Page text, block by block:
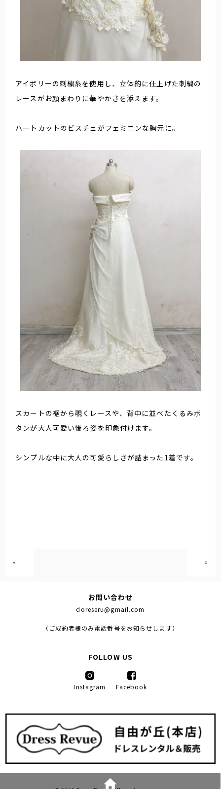
アイボリーの刺繍糸を使用し、立体的に仕上げた刺繍の
レースがお顔まわりに華やかさを添えます。
ハートカットのビスチェがフェミニンな胸元に。
スカートの裾から覗くレースや、背中に並べたくるみボ
タンが大人可愛い後ろ姿を印象付けます。
シンプルな中に大人の可愛らしさが詰まった1着です。
« »
お問い合わせ
doreseru@gmail.com
（ご成約者様のみ電話番号をお知らせします）
FOLLOW US
Instagram Facebook